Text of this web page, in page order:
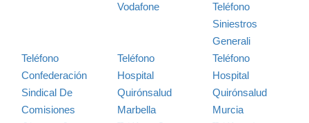
Vodafone
Teléfono
Siniestros
Generali
Teléfono
Confederación
Sindical De
Comisiones
Teléfono
Hospital
Quirónsalud
Marbella
Teléfono
Hospital
Quirónsalud
Murcia